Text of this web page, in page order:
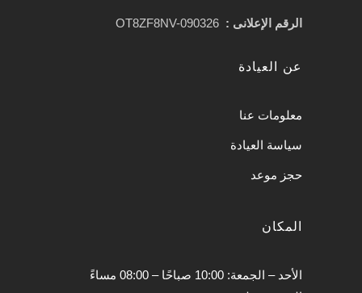
الرقم الإعلانى :
عن العيادة
معلومات عنا
سياسة العيادة
حجز موعد
المكان
الأحد – الجمعة: 10:00 صباحًا – 08:00 مساءً